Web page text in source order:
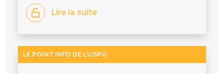
Lire la suite
LE POINT INFO DE L'USPO